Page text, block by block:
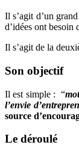
Il s’agit d’un grand
d’idées ont besoin
Il s’agit de la
Son objectif
Il est simple : “
l’envie
source
Le déroulé